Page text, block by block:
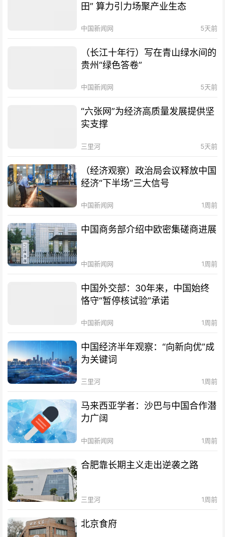
田” 算力引力场聚产业生态
中国新闻网 5天前
（长江十年行）写在青山绿水间的
贵州“绿色答卷”
中国新闻网 5天前
“六张网”为经济高质量发展提供坚
实支撑
三里河 5天前
（经济观察）政治局会议释放中国
经济“下半场”三大信号
中国新闻网 1周前
中国商务部介绍中欧密集磋商进展
中国新闻网 1周前
中国外交部：30年来，中国始终
恪守“暂停核试验”承诺
中国新闻网 1周前
中国经济半年观察：“向新向优”成
为关键词
三里河 1周前
马来西亚学者：沙巴与中国合作潜
力广阔
中国新闻网 1周前
合肥靠长期主义走出逆袭之路
三里河 1周前
北京食府